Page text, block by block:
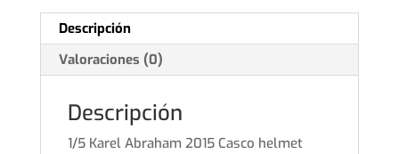
Descripción
Valoraciones (0)
Descripción
1/5 Karel Abraham 2015 Casco helmet